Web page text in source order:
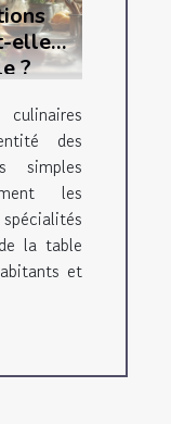
elles
?
des
simples
les
la table
et